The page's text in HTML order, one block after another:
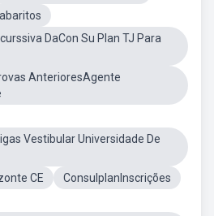
DaCon Su Plan TJ Para
AnterioresAgente
Vestibular Universidade De
CE
ConsulplanInscrições